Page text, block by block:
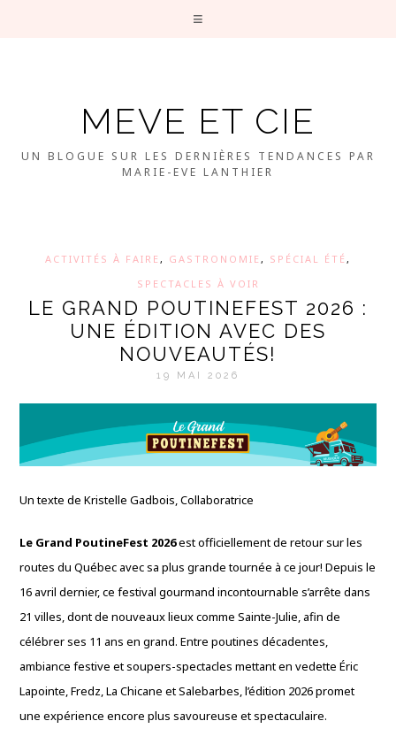
MEVE ET CIE
UN BLOGUE SUR LES DERNIÈRES TENDANCES PAR
MARIE-EVE LANTHIER
ACTIVITÉS À FAIRE, GASTRONOMIE, SPÉCIAL ÉTÉ,
SPECTACLES À VOIR
LE GRAND POUTINEFEST 2026 :
UNE ÉDITION AVEC DES
NOUVEAUTÉS!
19 MAI 2026
Un texte de Kristelle Gadbois, Collaboratrice
Le Grand PoutineFest 2026est officiellement de retour sur les
routes du Québec avec sa plus grande tournée à ce jour! Depuis le
16 avril dernier, ce festival gourmand incontournable s’arrête dans
21 villes, dont de nouveaux lieux comme Sainte-Julie, afin de
célébrer ses 11 ans en grand. Entre poutines décadentes,
ambiance festive et soupers-spectacles mettant en vedette Éric
Lapointe, Fredz, La Chicane et Salebarbes, l’édition 2026 promet
une expérience encore plus savoureuse et spectaculaire.